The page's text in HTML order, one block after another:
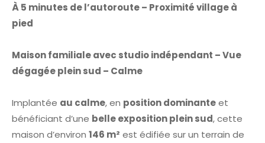
À 5 minutes de l’autoroute – Proximité village à
pied
Maison familiale avec studio indépendant – Vue
dégagée plein sud – Calme
Implantée au calme, en position dominanteet
bénéficiant d’une belle exposition plein sud, cette
maison d’environ 146 m² est édifiée sur un terrain de